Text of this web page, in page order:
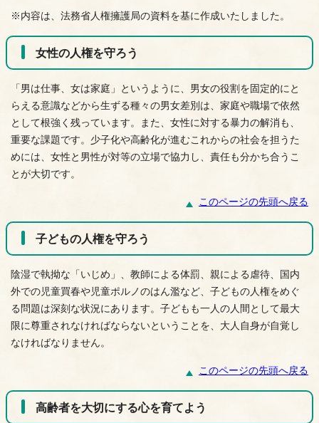
※内容は、法務省人権擁護局の資料を基に作成いたしました。
女性の人権を守ろう
「男は仕事、女は家庭」というように、男女の役割を固定的にと
らえる意識などから生ずる種々の男女差別は、家庭や職場で依然
として根強く残っています。また、女性に対する暴力の解消も、
重要な課題です。少子化や高齢化が進むこれからの社会を担うた
めには、女性と男性が対等の立場で協力し、責任も分かち合うこ
とが大切です。
このページの先頭へ戻る
子どもの人権を守ろう
陰湿で執拗な「いじめ」、教師による体罰、親による虐待、国内
外での児童買春や児童ポルノのはん濫など、子どもの人権をめぐ
る問題は深刻な状況にあります。子どもも一人の人間として最大
限に尊重されなければならないということを、大人自身が自覚し
なければなりません。
このページの先頭へ戻る
高齢者を大切にする心を育てよう